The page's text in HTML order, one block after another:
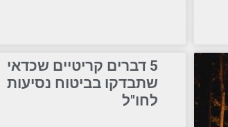
5 דברים קריטיים שכדאי
שתבדקו בביטוח נסיעות
לחו"ל